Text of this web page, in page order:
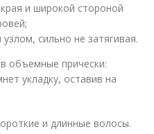
и широкой стороной
сильно не затягивая.
объемные прически:
укладку, оставив на
и длинные волосы.